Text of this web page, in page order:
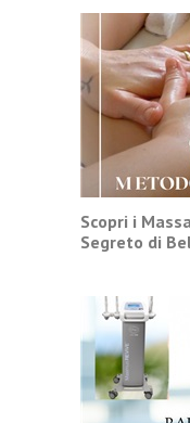
Scopri i
Segreto di